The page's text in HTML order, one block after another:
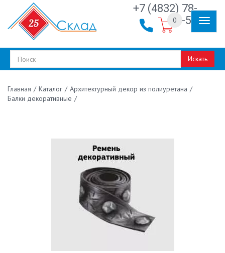
+7 (4832) 78-
30-50
Искать
0
Главная / Каталог / Архитектурный декор из полиуретана /
Балки декоративные /